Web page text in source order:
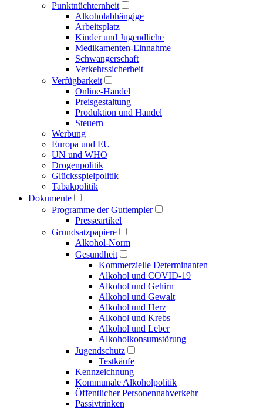
Punktnüchternheit
Alkoholabhängige
Arbeitsplatz
Kinder und Jugendliche
Medikamenten-Einnahme
Schwangerschaft
Verkehrssicherheit
Verfügbarkeit
Online-Handel
Preisgestaltung
Produktion und Handel
Steuern
Werbung
Europa und EU
UN und WHO
Drogenpolitik
Glücksspielpolitik
Tabakpolitik
Dokumente
Programme der Guttempler
Presse­artikel
Grundsatzpapiere
Alkohol-Norm
Gesundheit
Kommerzielle Determinanten
Alkohol und COVID-19
Alkohol und Gehirn
Alkohol und Gewalt
Alkohol und Herz
Alkohol und Krebs
Alkohol und Leber
Alkoholkonsumstörung
Jugendschutz
Testkäufe
Kennzeichnung
Kommunale Alkoholpolitik
Öffentlicher Personen­nahverkehr
Passivtrinken